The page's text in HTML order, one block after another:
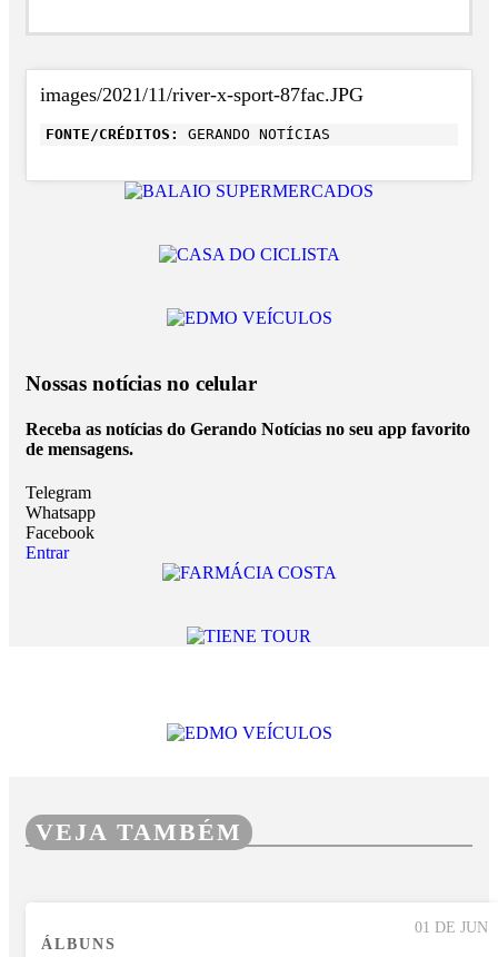
images/2021/11/river-x-sport-87fac.JPG
FONTE/CRÉDITOS: GERANDO NOTÍCIAS
Nossas notícias no celular
Receba as notícias do Gerando Notícias no seu app favorito
de mensagens.
Telegram
Whatsapp
Facebook
Entrar
VEJA TAMBÉM
01 DE JUN
ÁLBUNS